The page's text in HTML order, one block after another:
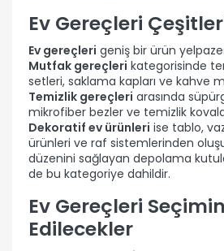
Ev Gereçleri
Ev gereçleri geniş bir ürün
Mutfak gereçleri kategorisinde
setleri, saklama kapları ve kahve
Temizlik gereçleri arasında
mikrofiber bezler ve temizlik
Dekoratif ev ürünleri ise tablo,
ürünleri ve raf sistemlerinden
düzenini sağlayan depolama
de bu kategoriye dahildir.
Ev Gereçleri
Edilecekler